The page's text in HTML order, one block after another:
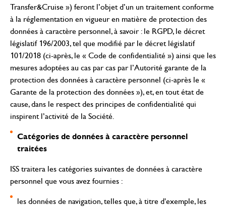
Transfer&Cruise ») feront l’objet d’un un traitement conforme
à la réglementation en vigueur en matière de protection des
données à caractère personnel, à savoir : le RGPD, le décret
législatif 196/2003, tel que modifié par le décret législatif
101/2018 (ci-après, le « Code de confidentialité ») ainsi que les
mesures adoptées au cas par cas par l’Autorité garante de la
protection des données à caractère personnel (ci-après le «
Garante de la protection des données »), et, en tout état de
cause, dans le respect des principes de confidentialité qui
inspirent l’activité de la Société.
Catégories de données à caractère personnel
traitées
ISS traitera les catégories suivantes de données à caractère
personnel que vous avez fournies :
les données de navigation, telles que, à titre d'exemple, les